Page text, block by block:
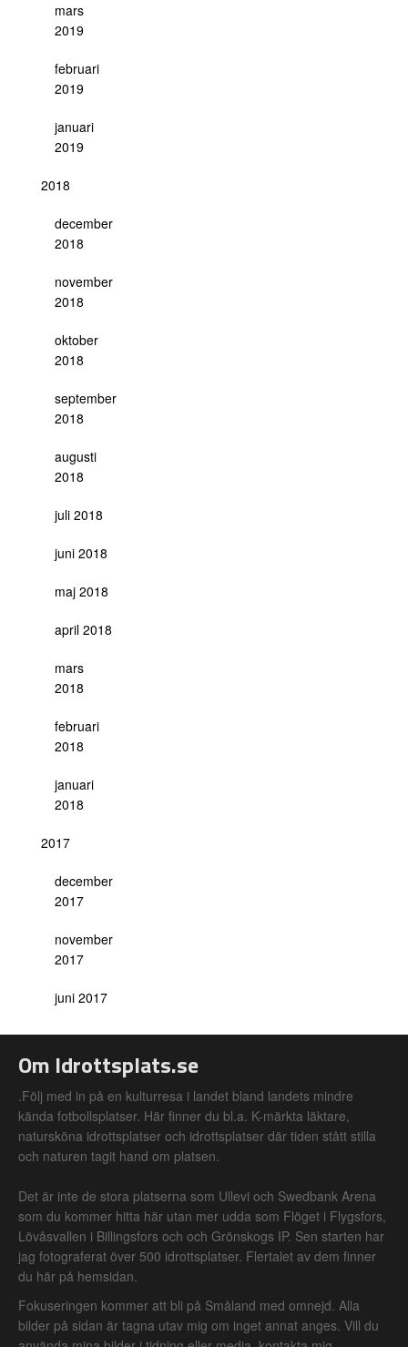
mars
2019
februari
2019
januari
2019
2018
december
2018
november
2018
oktober
2018
september
2018
augusti
2018
juli 2018
juni 2018
maj 2018
april 2018
mars
2018
februari
2018
januari
2018
2017
december
2017
november
2017
juni 2017
Om Idrottsplats.se
.Följ med in på en kulturresa i landet bland landets mindre
kända fotbollsplatser. Här finner du bl.a. K-märkta läktare,
natursköna idrottsplatser och idrottsplatser där tiden stått stilla
och naturen tagit hand om platsen.
Det är inte de stora platserna som Ullevi och Swedbank Arena
som du kommer hitta här utan mer udda som Flöget i Flygsfors,
Lövåsvallen i Billingsfors och och Grönskogs IP. Sen starten har
jag fotograferat över 500 idrottsplatser. Flertalet av dem finner
du här på hemsidan.
Fokuseringen kommer att bli på Småland med omnejd. Alla
bilder på sidan är tagna utav mig om inget annat anges. Vill du